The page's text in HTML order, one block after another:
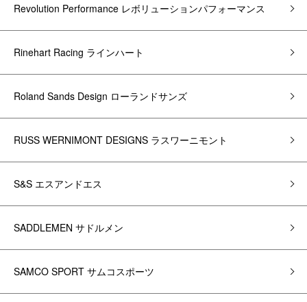
Revolution Performance レボリューションパフォーマンス
Rinehart Racing ラインハート
Roland Sands Design ローランドサンズ
RUSS WERNIMONT DESIGNS ラスワーニモント
S&S エスアンドエス
SADDLEMEN サドルメン
SAMCO SPORT サムコスポーツ